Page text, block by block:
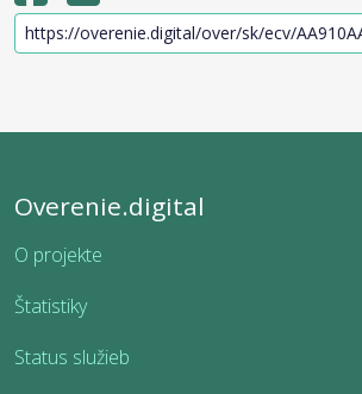
Overenie.digital
O projekte
Štatistiky
Status služieb